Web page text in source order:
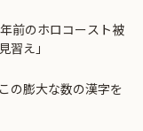
前のホロコースト被
え」
の膨大な数の漢字を